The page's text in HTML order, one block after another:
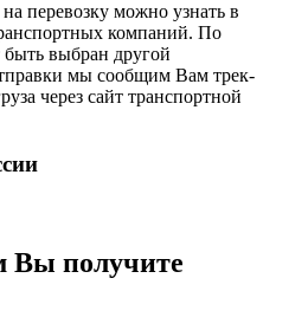
перевозку можно узнать в
компаний. По
выбран другой
мы сообщим Вам трек-
через сайт транспортной
Вы получите